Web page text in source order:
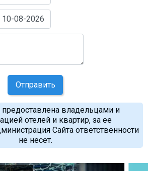
Отправить
владельцами и
отелей и квартир, за ее
Сайта ответственности
не несет.